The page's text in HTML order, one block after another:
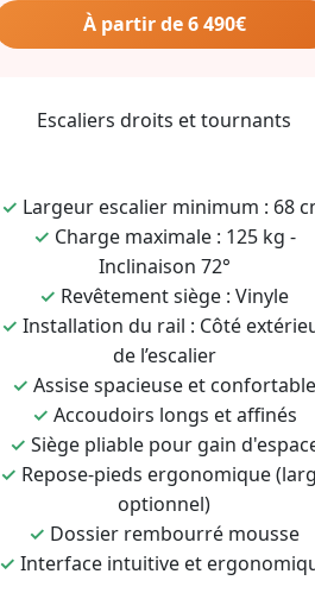
À partir de 6 490€
Escaliers droits et tournants
✓ Largeur escalier minimum : 68
✓ Charge maximale : 125 kg -
Inclinaison 72°
✓ Revêtement siège : Vinyle
✓ Installation du rail : Côté
de l’escalier
✓ Assise spacieuse et confortable
✓ Accoudoirs longs et affinés
✓ Siège pliable pour gain
✓ Repose-pieds ergonomique
optionnel)
✓ Dossier rembourré mousse
✓ Interface intuitive et